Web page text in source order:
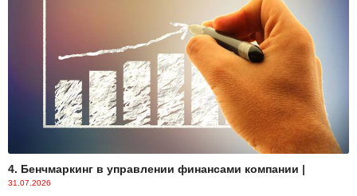
4. Бенчмаркинг в управлении финансами компании |
31.07.2026